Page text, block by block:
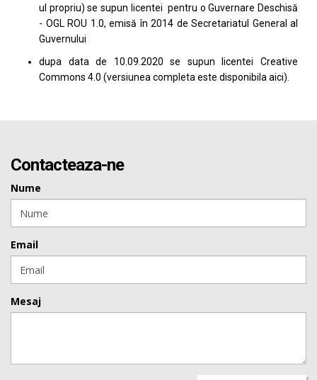
ul propriu) se supun licentei pentru o Guvernare Deschisă
- OGL ROU 1.0, emisă în 2014 de Secretariatul General al
Guvernului
dupa data de 10.09.2020 se supun licentei Creative
Commons 4.0 (versiunea completa este disponibila aici).
Contacteaza-ne
Nume
Email
Mesaj